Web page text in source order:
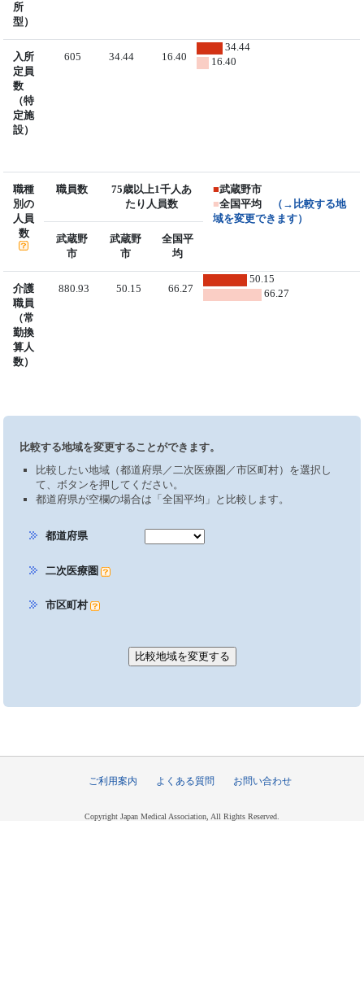
所
型）
入所
定員
数
（特
定施
設）
605 34.44 16.40
34.44
16.40
職種
別の
人員
数
職員数
75歳以上1千人あ
たり人員数
■武蔵野市
■全国平均
（→比較する地
域を変更できます）
武蔵野
市
武蔵野
市
全国平
均
介護
職員
（常
勤換
算人
数）
880.93 50.15 66.27
50.15
66.27
比較する地域を変更することができます。
比較したい地域（都道府県／二次医療圏／市区町村）を選択し
て、ボタンを押してください。
都道府県が空欄の場合は「全国平均」と比較します。
都道府県
二次医療圏
市区町村
ご利用案内 よくある質問 お問い合わせ
Copyright Japan Medical Association, All Rights Reserved.